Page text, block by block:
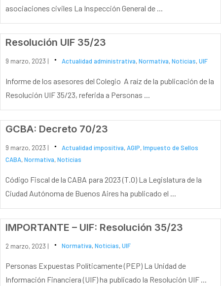
asociaciones civiles La Inspección General de ...
Resolución UIF 35/23
9 marzo, 2023 | Actualidad administrativa,Normativa,Noticias,UIF
Informe de los asesores del Colegio A raíz de la publicación de la
Resolución UIF 35/23, referida a Personas ...
GCBA: Decreto 70/23
9 marzo, 2023 | Actualidad impositiva,AGIP,Impuesto de Sellos
CABA,Normativa,Noticias
Código Fiscal de la CABA para 2023 (T.O) La Legislatura de la
Ciudad Autónoma de Buenos Aires ha publicado el ...
IMPORTANTE – UIF: Resolución 35/23
2 marzo, 2023 | Normativa,Noticias,UIF
Personas Expuestas Políticamente (PEP) La Unidad de
Información Financiera (UIF) ha publicado la Resolución UIF ...